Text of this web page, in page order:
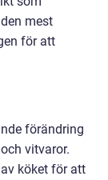
mest
för att
förändring
vitvaror.
köket för att